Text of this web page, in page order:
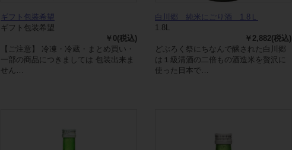
ギフト包装希望
ギフト包装希望
￥0(税込)
【ご注意】 冷凍・冷蔵・まとめ買い・
一部の商品につきましては 包装出来ま
せん…
白川郷 純米にごり酒 1.8Ｌ
1.8L
￥2,882(税込)
どぶろく祭にちなんで醸された白川郷
は１級清酒の二倍もの酒造米を贅沢に
使った日本で…